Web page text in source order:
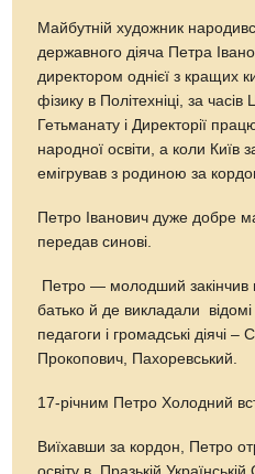
Майбутній художник
державного діяча Петра
директором однієї з кращих
фізику в Політехніці, за
Гетьманату і Директорії
народної освіти, а коли Київ
емігрував з родиною за
Петро Іванович дуже добре
передав синові.
Петро — молодший закінчив
батько й де викладали
педагоги і громадські діячі –
Прокопович, Пахоревський.
17-річним Петро Холодний
Виїхавши за кордон, Петро